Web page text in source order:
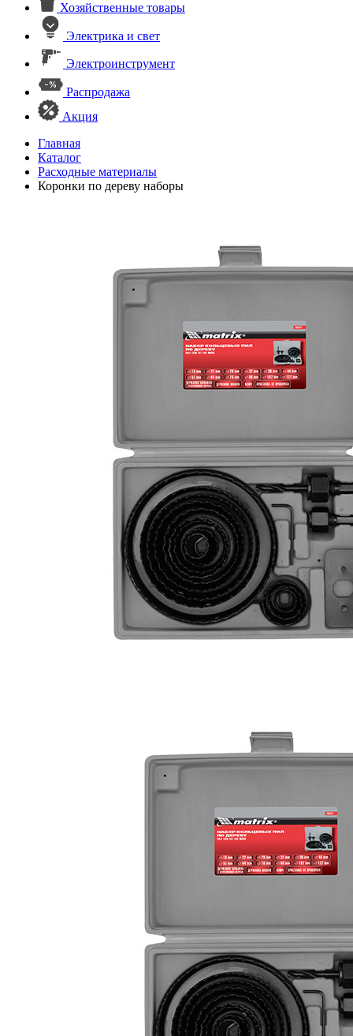
Хозяйственные товары
Электрика и свет
Электроинструмент
Распродажа
Акция
Главная
Каталог
Расходные материалы
Коронки по дереву наборы